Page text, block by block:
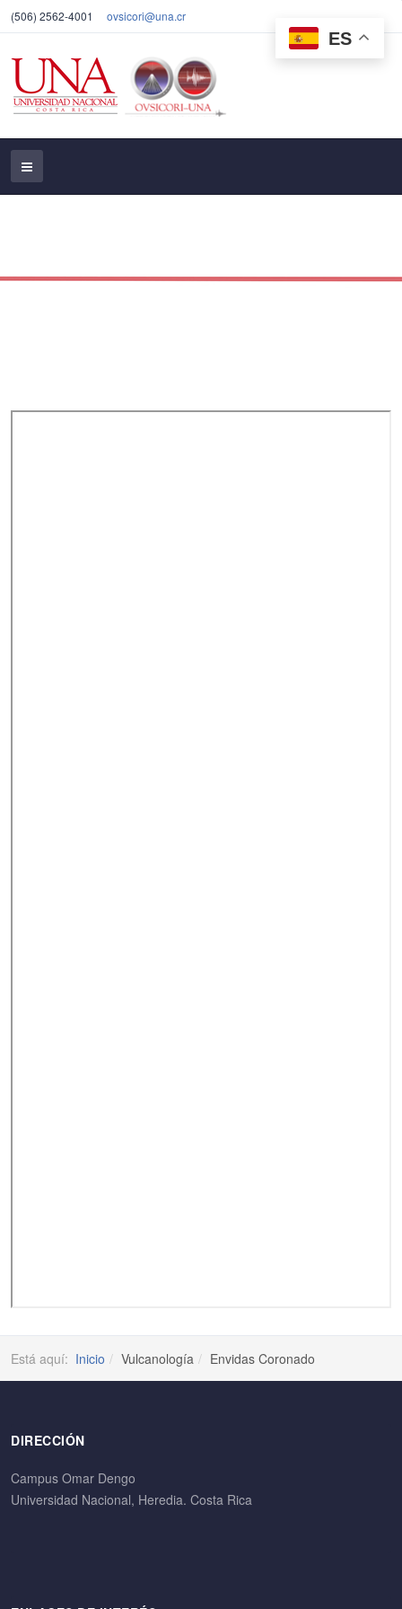
(506) 2562-4001 ovsicori@una.cr
ES
Está aquí: Inicio Vulcanología Envidas Coronado
DIRECCIÓN
Campus Omar Dengo
Universidad Nacional, Heredia. Costa Rica